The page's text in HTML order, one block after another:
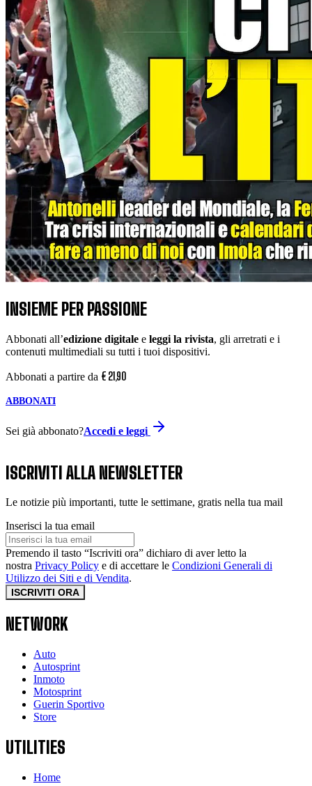
INSIEME PER PASSIONE
Abbonati all’edizione digitale e leggi la rivista, gli arretrati e i
contenuti multimediali su tutti i tuoi dispositivi.
Abbonati a partire da € 21,90
ABBONATI
Sei già abbonato?Accedi e leggi
ISCRIVITI ALLA NEWSLETTER
Le notizie più importanti, tutte le settimane, gratis nella tua mail
Inserisci la tua email
Premendo il tasto “Iscriviti ora” dichiaro di aver letto la
nostra Privacy Policy e di accettare le Condizioni Generali di
Utilizzo dei Siti e di Vendita.
ISCRIVITI ORA
NETWORK
Auto
Autosprint
Inmoto
Motosprint
Guerin Sportivo
Store
UTILITIES
Home